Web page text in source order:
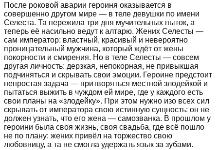
После роковой аварии героиня оказывается в
совершенно другом мире — в теле девушки по имени
Селеста. Та пережила три дня мучительных пыток, а
теперь её насильно ведут к алтарю. Жених Селесты —
сам император: властный, красивый и невероятно
проницательный мужчина, который ждёт от жены
покорности и смирения. Но в теле Селесты — совсем
другая личность: дерзкая, непокорная, не привыкшая
подчиняться и скрывать свои эмоции. Героине предстоит
непростая задача — притворяться местной злодейкой и
пытаться выжить в чуждом ей мире, где у каждого есть
свои планы на «злодейку». При этом нужно изо всех сил
скрывать от императора свою истинную сущность: он не
должен узнать, что его жена — самозванка. В прошлом у
героини была своя жизнь, своя свадьба, где всё пошло
не по плану: жених привёл на торжество свою
любовницу, а та не смогла удержать язык за зубами.